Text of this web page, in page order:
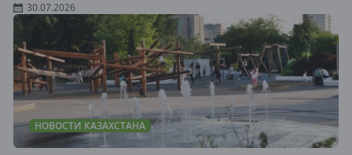
30.07.2026
НОВОСТИ КАЗАХСТАНА